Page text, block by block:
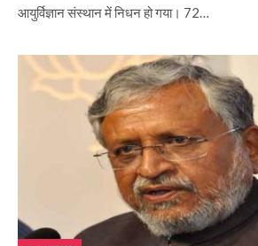
आयुर्विज्ञान संस्थान में निधन हो गया। 72…